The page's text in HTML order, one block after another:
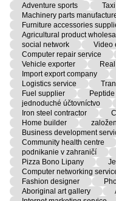
Adventure sports
Machinery parts
Furniture accessories
Agricultural product
social network
Video
Computer repair service
Vehicle exporter
Import export company
Logistics service
Fuel supplier
jednoduché účtovníctvo
Iron steel contractor
Home builder
Business development
Community health centre
podnikanie v zahraničí
Pizza Bono Lipany
Computer networking
Fashion designer
Aboriginal art gallery